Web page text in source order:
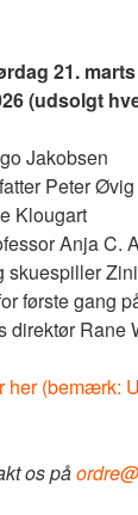
21.
(udsolgt
Jakobsen
Peter
Klougart
Anja C.
skuespiller
første gang
direktør Rane
her (bemærk:
os på